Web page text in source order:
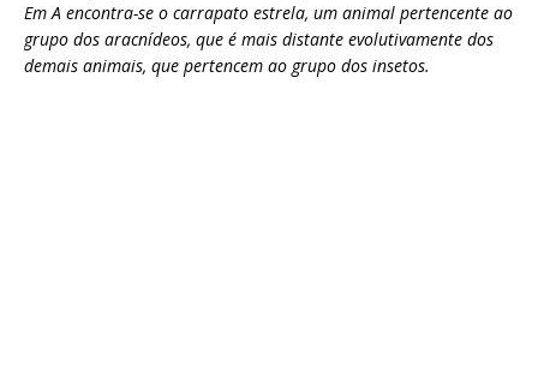
Em A encontra-se o carrapato estrela, um animal pertencente ao
grupo dos aracnídeos, que é mais distante evolutivamente dos
demais animais, que pertencem ao grupo dos insetos.